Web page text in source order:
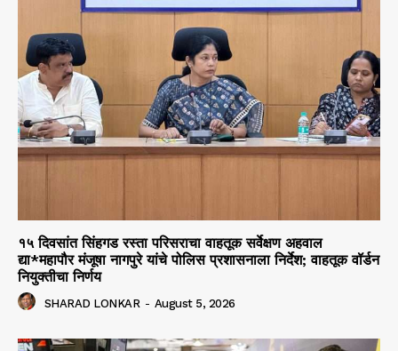
१५ दिवसांत सिंहगड रस्ता परिसराचा वाहतूक सर्वेक्षण अहवाल
द्या*महापौर मंजूषा नागपुरे यांचे पोलिस प्रशासनाला निर्देश; वाहतूक वॉर्डन
नियुक्तीचा निर्णय
SHARAD LONKAR - August 5, 2026